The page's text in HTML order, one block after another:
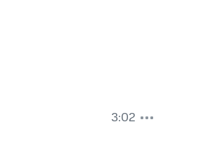
3:02